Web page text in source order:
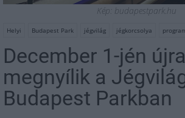
Kép: budapestpark.hu
Helyi Budapest Park jégvilág jégkorcsolya
December 1-jén újra
megnyílik a
Budapest Parkban